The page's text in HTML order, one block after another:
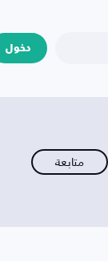
دخول
متابعة